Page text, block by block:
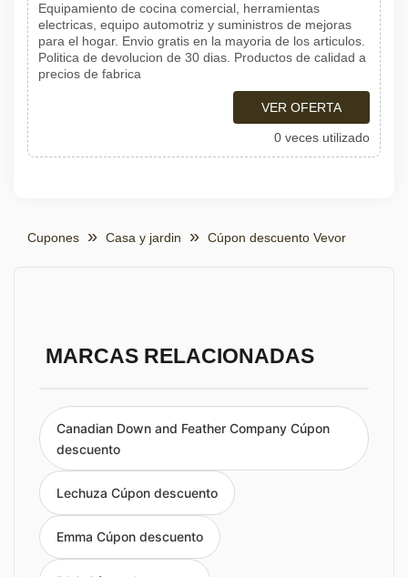
Equipamiento de cocina comercial, herramientas
electricas, equipo automotriz y suministros de mejoras
para el hogar. Envio gratis en la mayoria de los articulos.
Politica de devolucion de 30 dias. Productos de calidad a
precios de fabrica
VER OFERTA
0 veces utilizado
Cupones Casa y jardin Cúpon descuento Vevor
MARCAS RELACIONADAS
Canadian Down and Feather Company Cúpon
descuento
Lechuza Cúpon descuento
Emma Cúpon descuento